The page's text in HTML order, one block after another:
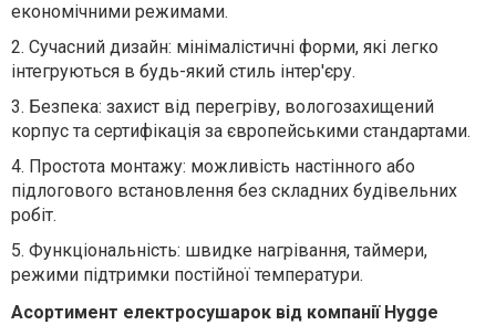
економічними режимами.
2. Сучасний дизайн: мінімалістичні форми, які легко
інтегруються в будь-який стиль інтер'єру.
3. Безпека: захист від перегріву, вологозахищений
корпус та сертифікація за європейськими стандартами.
4. Простота монтажу: можливість настінного або
підлогового встановлення без складних будівельних
робіт.
5. Функціональність: швидке нагрівання, таймери,
режими підтримки постійної температури.
Асортимент електросушарок від компанії Hygge